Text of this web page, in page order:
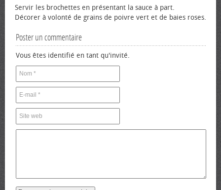
Servir les brochettes en présentant la sauce à part.
Décorer à volonté de grains de poivre vert et de baies roses.
Poster un commentaire
Vous êtes identifié en tant qu'invité.